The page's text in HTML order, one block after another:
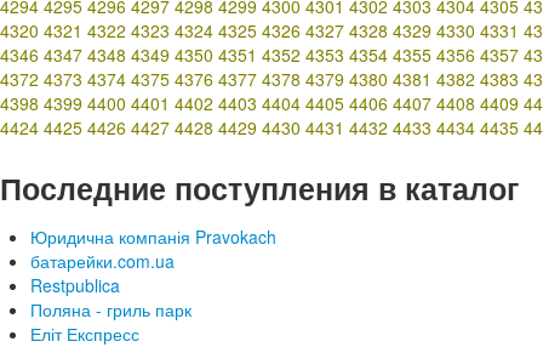
4294 4295 4296 4297 4298 4299 4300 4301 4302 4303 4304 4305
4320 4321 4322 4323 4324 4325 4326 4327 4328 4329 4330 4331
4346 4347 4348 4349 4350 4351 4352 4353 4354 4355 4356 4357
4372 4373 4374 4375 4376 4377 4378 4379 4380 4381 4382 4383
4398 4399 4400 4401 4402 4403 4404 4405 4406 4407 4408 4409
4424 4425 4426 4427 4428 4429 4430 4431 4432 4433 4434 4435
Последние поступления в каталог
Юридична компанія Pravokach
батарейки.com.ua
Restpublica
Поляна - гриль парк
Еліт Експресс